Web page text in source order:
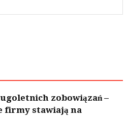
zobowiązań –
firmy stawiają na